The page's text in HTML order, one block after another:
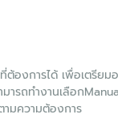
องการได้ เพื่อเตรีย
รถทำงานเลือก
ามความต้องการ